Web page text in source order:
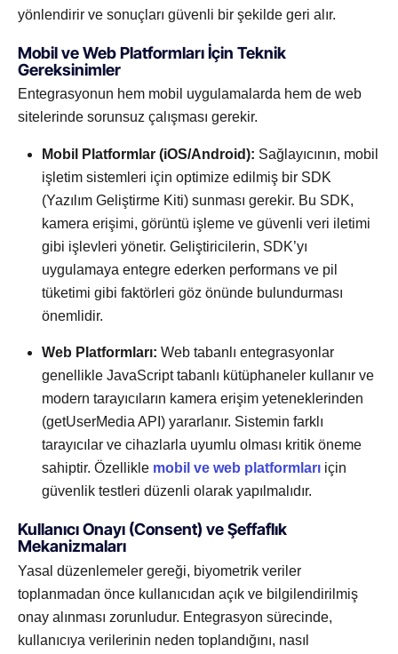
yönlendirir ve sonuçları güvenli bir şekilde geri alır.
Mobil ve Web Platformları İçin Teknik
Gereksinimler
Entegrasyonun hem mobil uygulamalarda hem de web
sitelerinde sorunsuz çalışması gerekir.
Mobil Platformlar (iOS/Android): Sağlayıcının, mobil
işletim sistemleri için optimize edilmiş bir SDK
(Yazılım Geliştirme Kiti) sunması gerekir. Bu SDK,
kamera erişimi, görüntü işleme ve güvenli veri iletimi
gibi işlevleri yönetir. Geliştiricilerin, SDK’yı
uygulamaya entegre ederken performans ve pil
tüketimi gibi faktörleri göz önünde bulundurması
önemlidir.
Web Platformları: Web tabanlı entegrasyonlar
genellikle JavaScript tabanlı kütüphaneler kullanır ve
modern tarayıcıların kamera erişim yeteneklerinden
(getUserMedia API) yararlanır. Sistemin farklı
tarayıcılar ve cihazlarla uyumlu olması kritik öneme
sahiptir. Özellikle mobil ve web platformları için
güvenlik testleri düzenli olarak yapılmalıdır.
Kullanıcı Onayı (Consent) ve Şeffaflık
Mekanizmaları
Yasal düzenlemeler gereği, biyometrik veriler
toplanmadan önce kullanıcıdan açık ve bilgilendirilmiş
onay alınması zorunludur. Entegrasyon sürecinde,
kullanıcıya verilerinin neden toplandığını, nasıl